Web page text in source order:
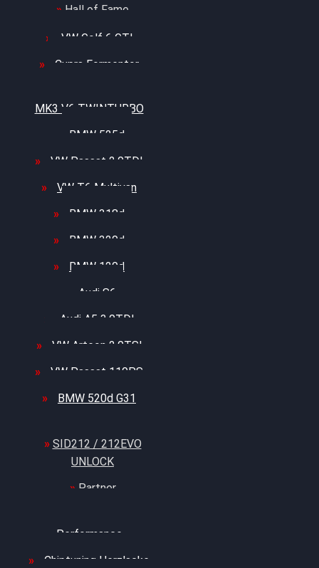
Hall of Fame
VW Golf 6 GTI
Cupra Formentor
MK3 V6 TWINTURBO
BMW 525d
VW Passat 2.0TDI
VW T6 Multivan
BMW 318d
BMW 320d
BMW 120d
Audi S6
Audi A5 3.0TDI
VW Arteon 2.0TSI
VW Passat 110PS
BMW 520d G31
SID212 / 212EVO
UNLOCK
Partner
Performance
Chiptuning Herzlacke